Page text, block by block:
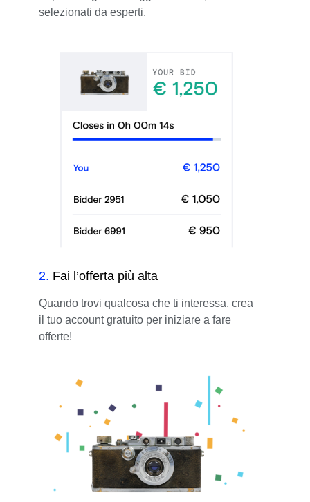
selezionati da esperti.
2. Fai l’offerta più alta
Quando trovi qualcosa che ti interessa, crea
il tuo account gratuito per iniziare a fare
offerte!